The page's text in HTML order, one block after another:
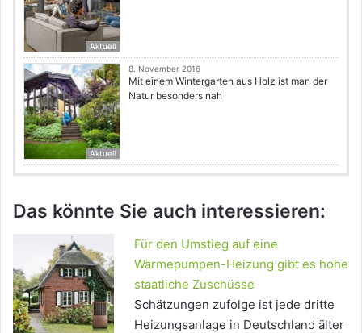
Aktuell
Aktuell
8. November 2016
Mit einem Wintergarten aus Holz ist man der
Natur besonders nah
Das könnte Sie auch interessieren:
Für den Umstieg auf eine
Wärmepumpen-Heizung gibt es hohe
staatliche Zuschüsse
Schätzungen zufolge ist jede dritte
Heizungsanlage in Deutschland älter